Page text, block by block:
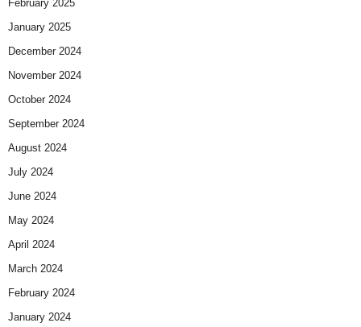
February 2025
January 2025
December 2024
November 2024
October 2024
September 2024
August 2024
July 2024
June 2024
May 2024
April 2024
March 2024
February 2024
January 2024